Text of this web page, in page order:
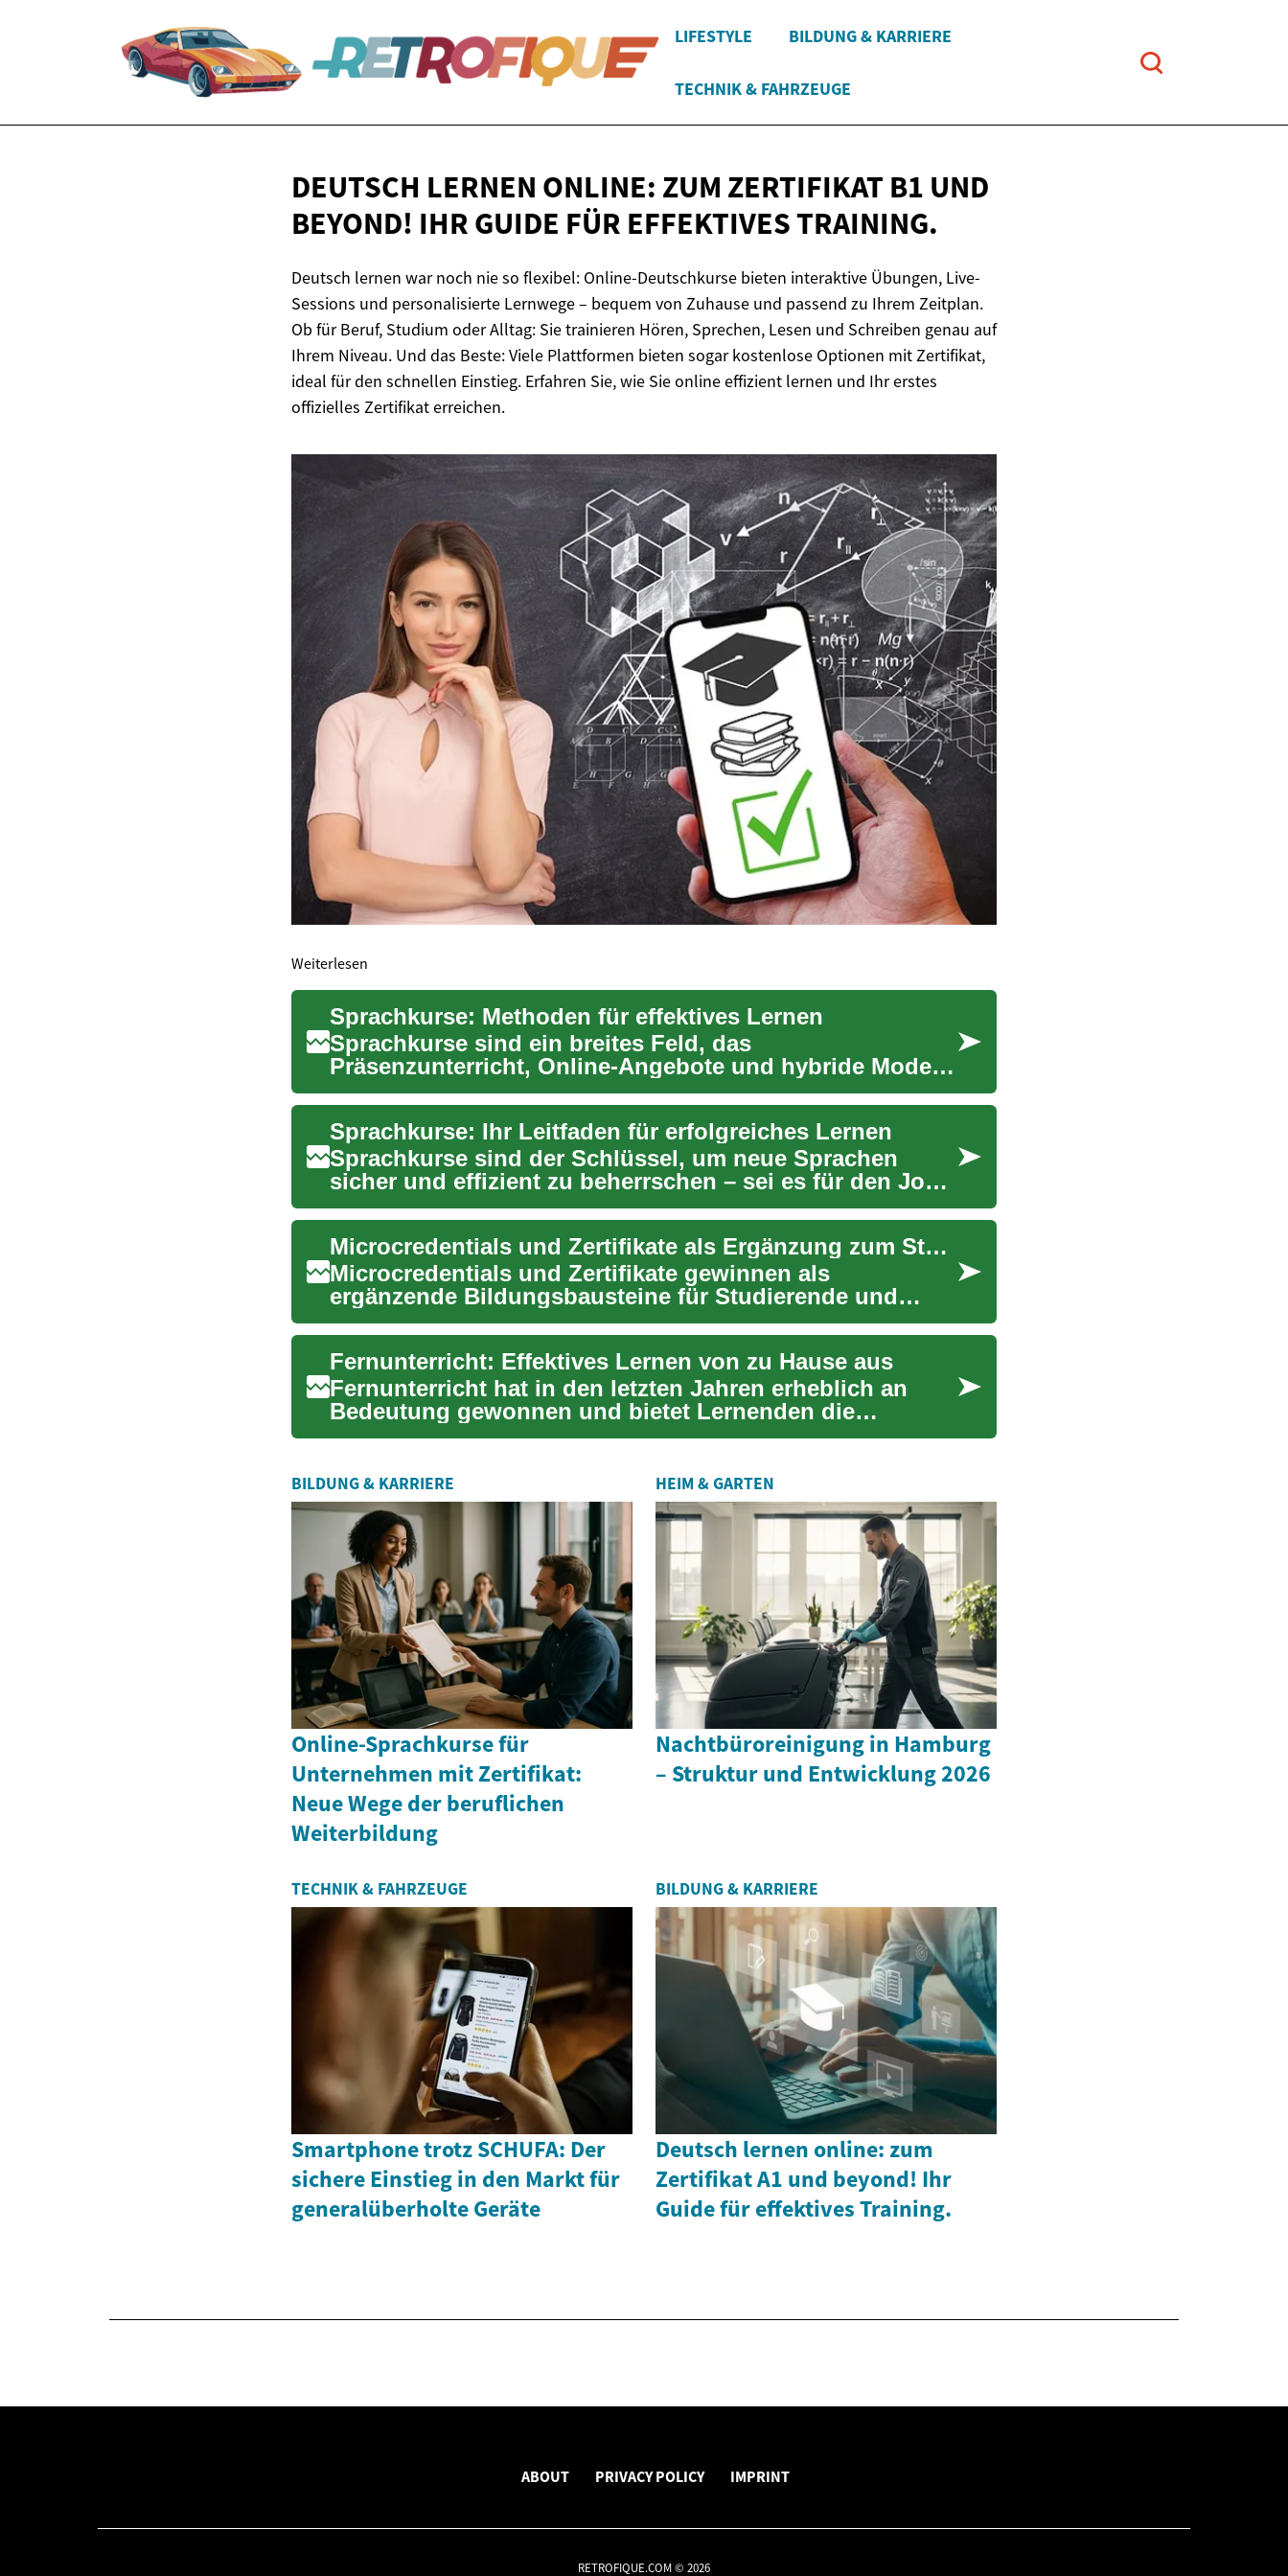
LIFESTYLE BILDUNG & KARRIERE
TECHNIK & FAHRZEUGE
DEUTSCH LERNEN ONLINE: ZUM ZERTIFIKAT B1 UND
BEYOND! IHR GUIDE FÜR EFFEKTIVES TRAINING.
Deutsch lernen war noch nie so flexibel: Online-Deutschkurse bieten interaktive Übungen, Live-
Sessions und personalisierte Lernwege – bequem von Zuhause und passend zu Ihrem Zeitplan.
Ob für Beruf, Studium oder Alltag: Sie trainieren Hören, Sprechen, Lesen und Schreiben genau auf
Ihrem Niveau. Und das Beste: Viele Plattformen bieten sogar kostenlose Optionen mit Zertifikat,
ideal für den schnellen Einstieg. Erfahren Sie, wie Sie online effizient lernen und Ihr erstes
offizielles Zertifikat erreichen.
Weiterlesen
Sprachkurse: Methoden für effektives Lernen
Sprachkurse sind ein breites Feld, das
Präsenzunterricht, Online-Angebote und hybride Modelle
umfasst. Ob Sie eine ne...
Sprachkurse: Ihr Leitfaden für erfolgreiches Lernen
Sprachkurse sind der Schlüssel, um neue Sprachen
sicher und effizient zu beherrschen – sei es für den Job,
die persön...
Microcredentials und Zertifikate als Ergänzung zum Studienweg
Microcredentials und Zertifikate gewinnen als
ergänzende Bildungsbausteine für Studierende und
Berufstätige an Bedeut...
Fernunterricht: Effektives Lernen von zu Hause aus
Fernunterricht hat in den letzten Jahren erheblich an
Bedeutung gewonnen und bietet Lernenden die
Möglichkeit, Bildun...
BILDUNG & KARRIERE
Online-Sprachkurse für
Unternehmen mit Zertifikat:
Neue Wege der beruflichen
Weiterbildung
HEIM & GARTEN
Nachtbüroreinigung in Hamburg
– Struktur und Entwicklung 2026
TECHNIK & FAHRZEUGE
Smartphone trotz SCHUFA: Der
sichere Einstieg in den Markt für
generalüberholte Geräte
BILDUNG & KARRIERE
Deutsch lernen online: zum
Zertifikat A1 und beyond! Ihr
Guide für effektives Training.
ABOUT PRIVACY POLICY IMPRINT
RETROFIQUE.COM © 2026